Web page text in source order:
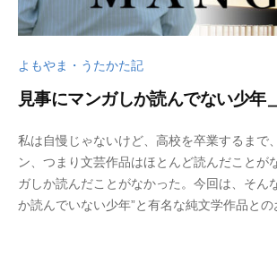
よもやま・うたかた記
見事にマンガしか読んでない少年
2b
私は自慢じゃないけど、高校を卒業するまで
ン、つまり文芸作品はほとんど読んだことが
ガしか読んだことがなかった。今回は、そん
か読んでいない少年”と有名な純文学作品との